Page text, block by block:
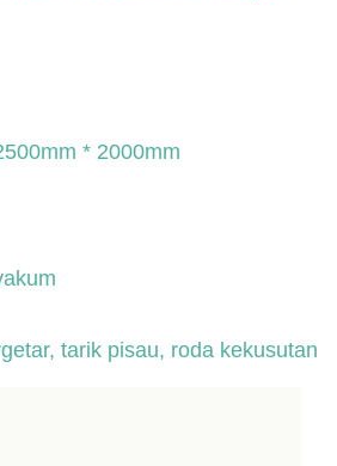
* 2000mm
tarik pisau, roda kekusutan